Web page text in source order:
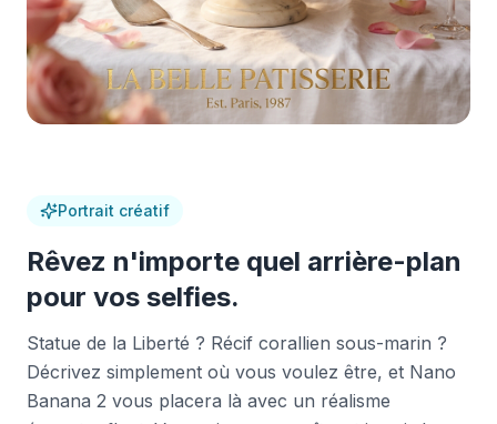
Portrait créatif
Rêvez n'importe quel arrière-plan
pour vos selfies.
Statue de la Liberté ? Récif corallien sous-marin ?
Décrivez simplement où vous voulez être, et Nano
Banana 2 vous placera là avec un réalisme